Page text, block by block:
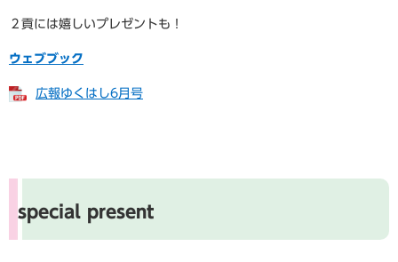
２貢には嬉しいプレゼントも！
ウェブブック
広報ゆくはし6月号
special present